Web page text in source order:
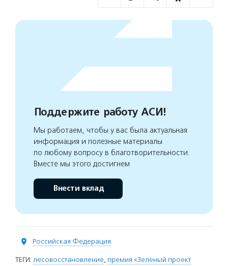
Поддержите работу АСИ!
Мы работаем, чтобы у вас была актуальная
информация и полезные материалы
по любому вопросу в благотворительности.
Вместе мы этого достигнем
Внести вклад
Российская Федерация
ТЕГИ: лесовосстановление, премия «Зеленый проект